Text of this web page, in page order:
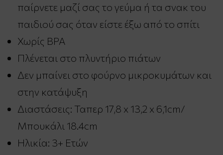
παίρνετε μαζί σας το γεύμα ή τα σνακ του
παιδιού σας όταν είστε έξω από το σπίτι
Χωρίς ΒΡΑ
Πλένεται στο πλυντήριο πιάτων
Δεν μπαίνει στο φούρνο μικροκυμάτων και
στην κατάψυξη
Διαστάσεις: Ταπερ 17,8 x 13,2 x 6,1cm/
Μπουκάλι 18.4cm
Ηλικία: 3+ Ετών